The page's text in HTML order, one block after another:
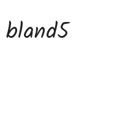
bland5